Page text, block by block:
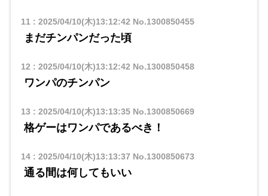
11 : 2025/04/10(木)13:12:42 No.1300850455
まだチンパンだった頃
12 : 2025/04/10(木)13:12:42 No.1300850458
ワンパのチンパン
13 : 2025/04/10(木)13:13:35No.1300850669
格ゲーはワンパであるべき！
14: 2025/04/10(木)13:13:37 No.1300850673
通る間は何してもいい